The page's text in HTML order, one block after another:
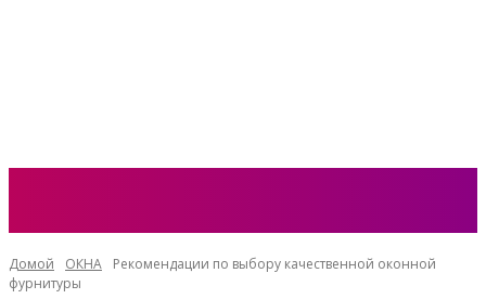
Домой ОКНА
Рекомендации по выбору качественной оконной
фурнитуры